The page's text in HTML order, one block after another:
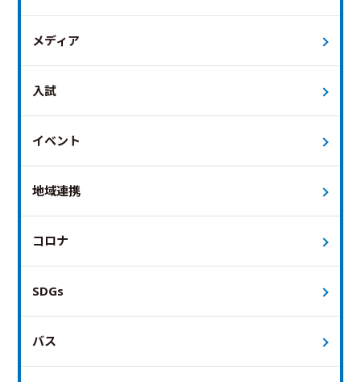
メディア
入試
イベント
地域連携
コロナ
SDGs
バス